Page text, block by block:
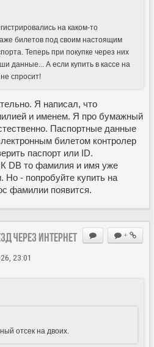
на каком-то
билетов под своим настоящим
Теперь при покупке через них
данные... А если купить в кассе на
спросит!
Я написал, что
и именем. Я про бумажный
Паспортные данные
билетом контролер
паспорт или ID.
DB то фамилия и имя уже
Но - попробуйте купить на
фамилии появится.
+
через Интернет
23:01
отсек на двоих.